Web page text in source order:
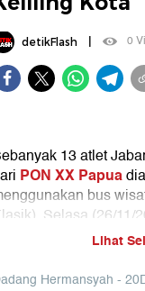
detikFlash| 0
13 atlet
PON XX Papua
bus
Selasa (26/11/
Lihat
Hermansyah -